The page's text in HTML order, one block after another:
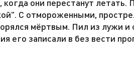
они перестанут летать.
С отмороженными,
мёртвым. Пил из лужи и
его записали в без вести